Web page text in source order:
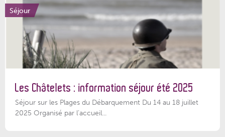
Séjour
Les Châtelets : information séjour été 2025
Séjour sur les Plages du Débarquement Du 14 au 18 juillet
2025 Organisé par l’accueil...